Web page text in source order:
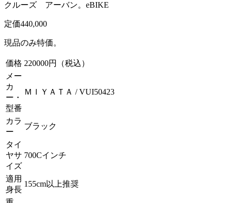
クルーズ アーバン。eBIKE
定価440,000
現品のみ特価。
価格 220000円（税込）
メー
カ
ー・
型番
ＭＩＹＡＴＡ / VUI50423
カラ
ー
ブラック
タイ
ヤサ
イズ
700Cインチ
適用
身長
155cm以上推奨